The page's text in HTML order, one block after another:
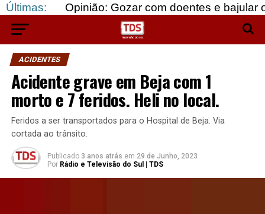
Últimas:
Opinião: Gozar com doentes e bajular os fortes…
ACIDENTES
Acidente grave em Beja com 1
morto e 7 feridos. Heli no local.
Feridos a ser transportados para o Hospital de Beja. Via
cortada ao trânsito.
Publicado 3 anos atrás em 29 de Junho, 2023
Por Rádio e Televisão do Sul | TDS